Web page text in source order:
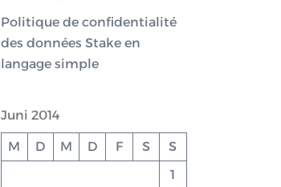
Politique de confidentialité
des données Stake en
langage simple
Juni 2014
M D M D F S
S
1